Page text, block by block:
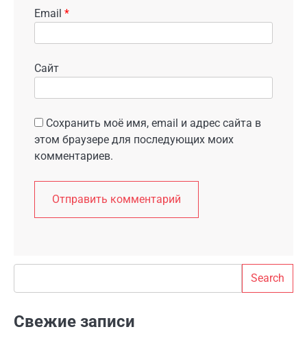
Email *
Сайт
Сохранить моё имя, email и адрес сайта в
этом браузере для последующих моих
комментариев.
Search
Свежие записи